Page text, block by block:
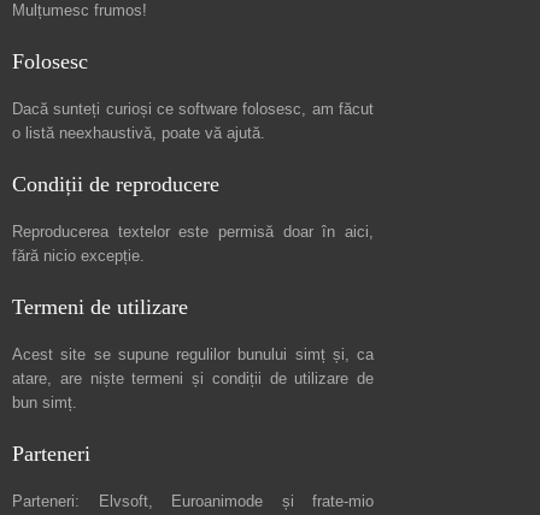
Mulțumesc frumos!
Folosesc
Dacă sunteți curioși ce software folosesc, am făcut
o listă neexhaustivă, poate vă ajută.
Condiții de reproducere
Reproducerea textelor este permisă doar în aici,
fără nicio excepție.
Termeni de utilizare
Acest site se supune regulilor bunului simț și, ca
atare, are niștetermeni și condiții de utilizare de
bun simț.
Parteneri
Parteneri: Elvsoft, Euroanimode și frate-mio